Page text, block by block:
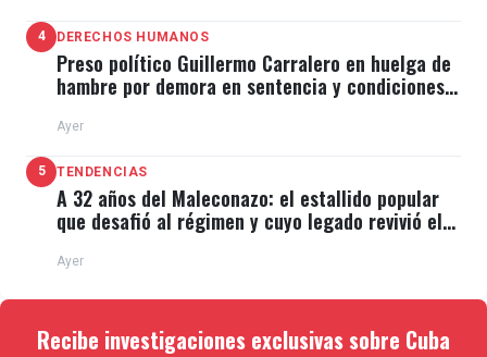
4 DERECHOS HUMANOS
Preso político Guillermo Carralero en huelga de
hambre por demora en sentencia y condiciones
Ayer
5 TENDENCIAS
A 32 años del Maleconazo: el estallido popular
que desafió al régimen y cuyo legado revivió el
Ayer
Recibe investigaciones exclusivas sobre Cuba